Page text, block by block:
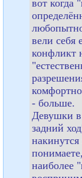
вот когда
вели себя
конфликт
- больше.
Девушки
задний
наиболее